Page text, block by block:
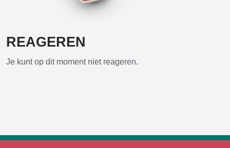
REAGEREN
Je kunt op dit moment niet reageren.